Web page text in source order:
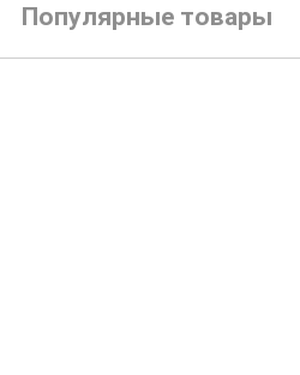
Популярные товары